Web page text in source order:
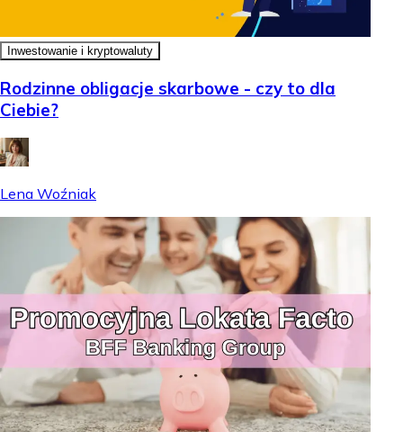
Inwestowanie i kryptowaluty
Rodzinne obligacje skarbowe - czy to dla
Ciebie?
Lena Woźniak